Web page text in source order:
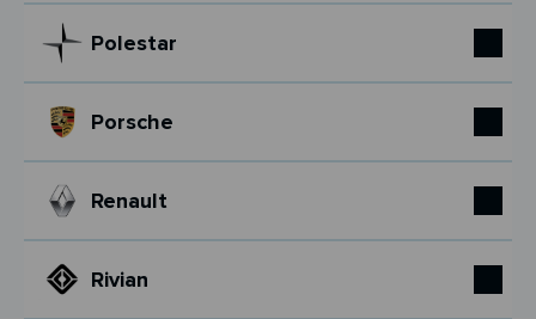
Polestar
Porsche
Renault
Rivian